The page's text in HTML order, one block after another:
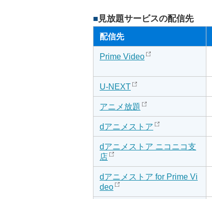
見放題サービスの配信先
配信先
Prime Video
U-NEXT
アニメ放題
dアニメストア
dアニメストア ニコニコ支
店
dアニメストア for Prime Vi
deo